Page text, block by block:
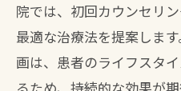
院では、初回カウンセリ
最適な治療法を提案しま
画は、患者のライフスタ